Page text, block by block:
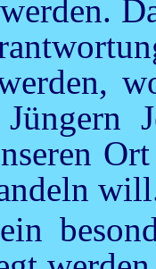
Jüngern